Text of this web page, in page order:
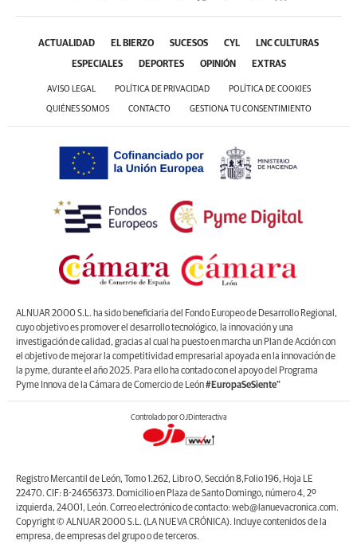
ACTUALIDAD EL BIERZO SUCESOS CYL LNC CULTURAS
ESPECIALES DEPORTES OPINIÓN EXTRAS
AVISO LEGAL POLÍTICA DE PRIVACIDAD POLÍTICA DE COOKIES
QUIÉNES SOMOS CONTACTO GESTIONA TU CONSENTIMIENTO
ALNUAR 2000 S.L. ha sido beneficiaria del Fondo Europeo de Desarrollo Regional,
cuyo objetivo es promover el desarrollo tecnológico, la innovación y una
investigación de calidad, gracias al cual ha puesto en marcha un Plan de Acción con
el objetivo de mejorar la competitividad empresarial apoyada en la innovación de
la pyme, durante el año 2025. Para ello ha contado con el apoyo del Programa
Pyme Innova de la Cámara de Comercio de León#EuropaSeSiente”
Controlado por OJDinteractiva
Registro Mercantil de León, Tomo 1.262, Libro O, Sección 8,Folio 196, Hoja LE
22470. CIF: B-24656373. Domicilio en Plaza de Santo Domingo, número 4, 2º
izquierda, 24001, León. Correo electrónico de contacto: web@lanuevacronica.com.
Copyright © ALNUAR 2000 S.L. (LA NUEVA CRÓNICA). Incluye contenidos de la
empresa, de empresas del grupo o de terceros.